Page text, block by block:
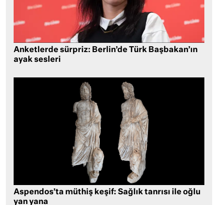
Anketlerde sürpriz: Berlin’de Türk Başbakan’ın
ayak sesleri
Aspendos’ta müthiş keşif: Sağlık tanrısı ile oğlu
yan yana